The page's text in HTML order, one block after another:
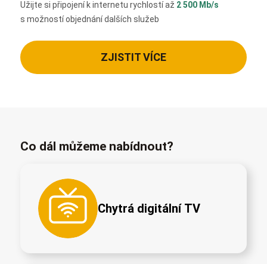
Užijte si připojení k internetu rychlostí až 2 500 Mb/s
s možností objednání dalších služeb
ZJISTIT VÍCE
Co dál můžeme nabídnout?
Chytrá digitální TV